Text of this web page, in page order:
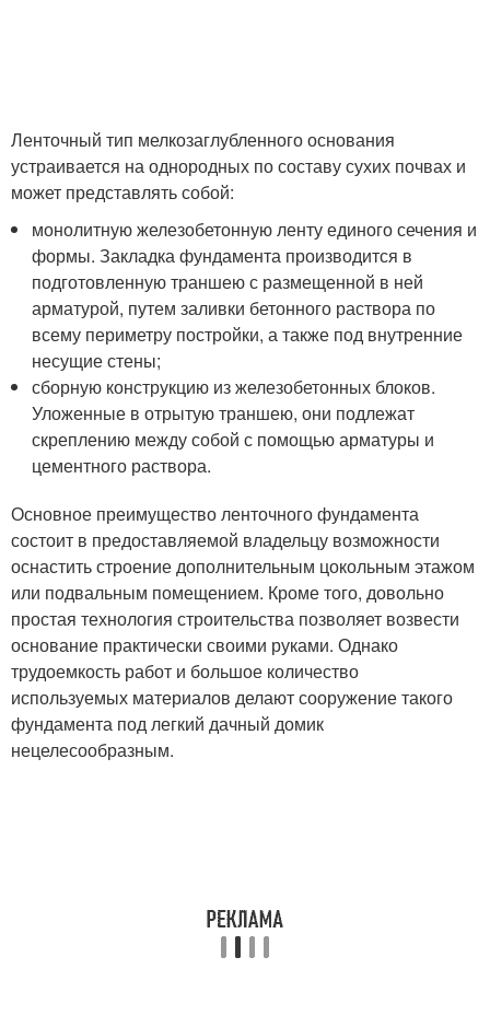
Ленточный тип мелкозаглубленного основания
устраивается на однородных по составу сухих почвах и
может представлять собой:
монолитную железобетонную ленту единого сечения и
формы. Закладка фундамента производится в
подготовленную траншею с размещенной в ней
арматурой, путем заливки бетонного раствора по
всему периметру постройки, а также под внутренние
несущие стены;
сборную конструкцию из железобетонных блоков.
Уложенные в отрытую траншею, они подлежат
скреплению между собой с помощью арматуры и
цементного раствора.
Основное преимущество ленточного фундамента
состоит в предоставляемой владельцу возможности
оснастить строение дополнительным цокольным этажом
или подвальным помещением. Кроме того, довольно
простая технология строительства позволяет возвести
основание практически своими руками. Однако
трудоемкость работ и большое количество
используемых материалов делают сооружение такого
фундамента под легкий дачный домик
нецелесообразным.